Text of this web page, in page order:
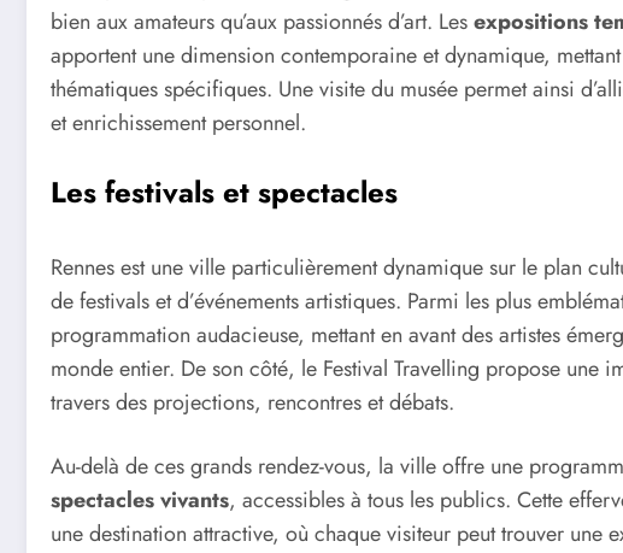
bien aux amateurs qu’aux passionnés d’art. Lesexpositions
apportent une dimension contemporaine et dynamique,
thématiques spécifiques. Une visite du musée permet ainsi
et enrichissement personnel.
Les festivals et spectacles
Rennes est une ville particulièrement dynamique sur le plan
de festivals et d’événements artistiques. Parmi les plus
programmation audacieuse, mettant en avant des artistes
monde entier. De son côté, le Festival Travelling propose une
travers des projections, rencontres et débats.
Au-delà de ces grands rendez-vous, la ville offre une
spectacles vivants, accessibles à tous les publics. Cette
une destination attractive, où chaque visiteur peut trouver une